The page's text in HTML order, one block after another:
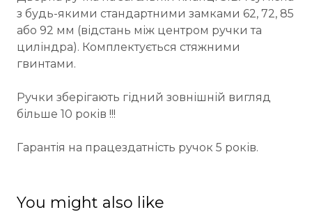
з будь-якими стандартними замками 62, 72, 85
або 92 мм (відстань між центром ручки та
циліндра). Комплектується стяжними
гвинтами.
Ручки зберігають гідний зовнішній вигляд
більше 10 років !!!
Гарантія на працездатність ручок 5 років.
You might also like